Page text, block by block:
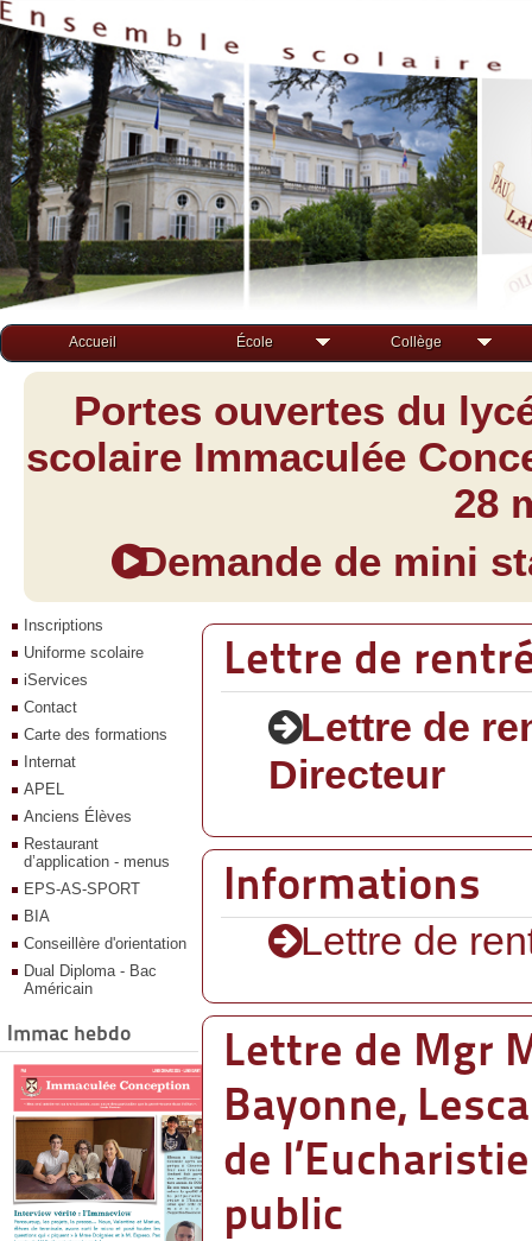
Accueil École Collège
Portes ouvertes du
scolaire Immaculée
28
Demande de mini
Inscriptions
Uniforme scolaire
iServices
Contact
Carte des formations
Internat
APEL
Anciens Élèves
Restaurant
d’application - menus
EPS-AS-SPORT
BIA
Conseillère d'orientation
Dual Diploma - Bac
Américain
Immac hebdo
Lettre de
Lettre de
Directeur
Informations
Lettre de
Lettre de Mgr
Bayonne,
de
public